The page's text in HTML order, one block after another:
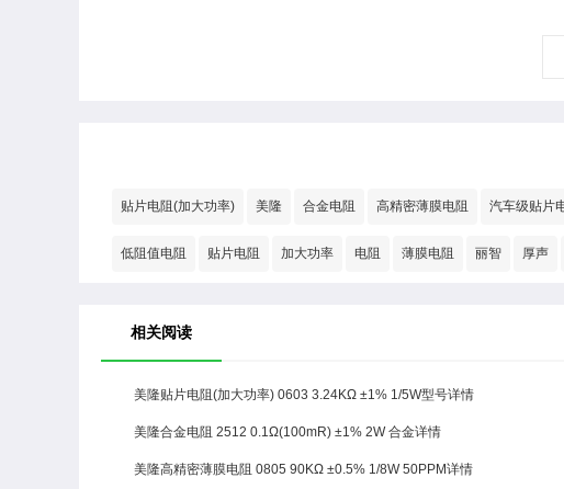
贴片电阻(加大功率) 美隆 合金电阻 高精密薄膜电阻 汽车级贴片
低阻值电阻 贴片电阻 加大功率 电阻 薄膜电阻 丽智 厚声
相关阅读
美隆贴片电阻(加大功率) 0603 3.24KΩ ±1% 1/5W型号详情
美隆合金电阻 2512 0.1Ω(100mR) ±1% 2W 合金详情
美隆高精密薄膜电阻 0805 90KΩ ±0.5% 1/8W 50PPM详情